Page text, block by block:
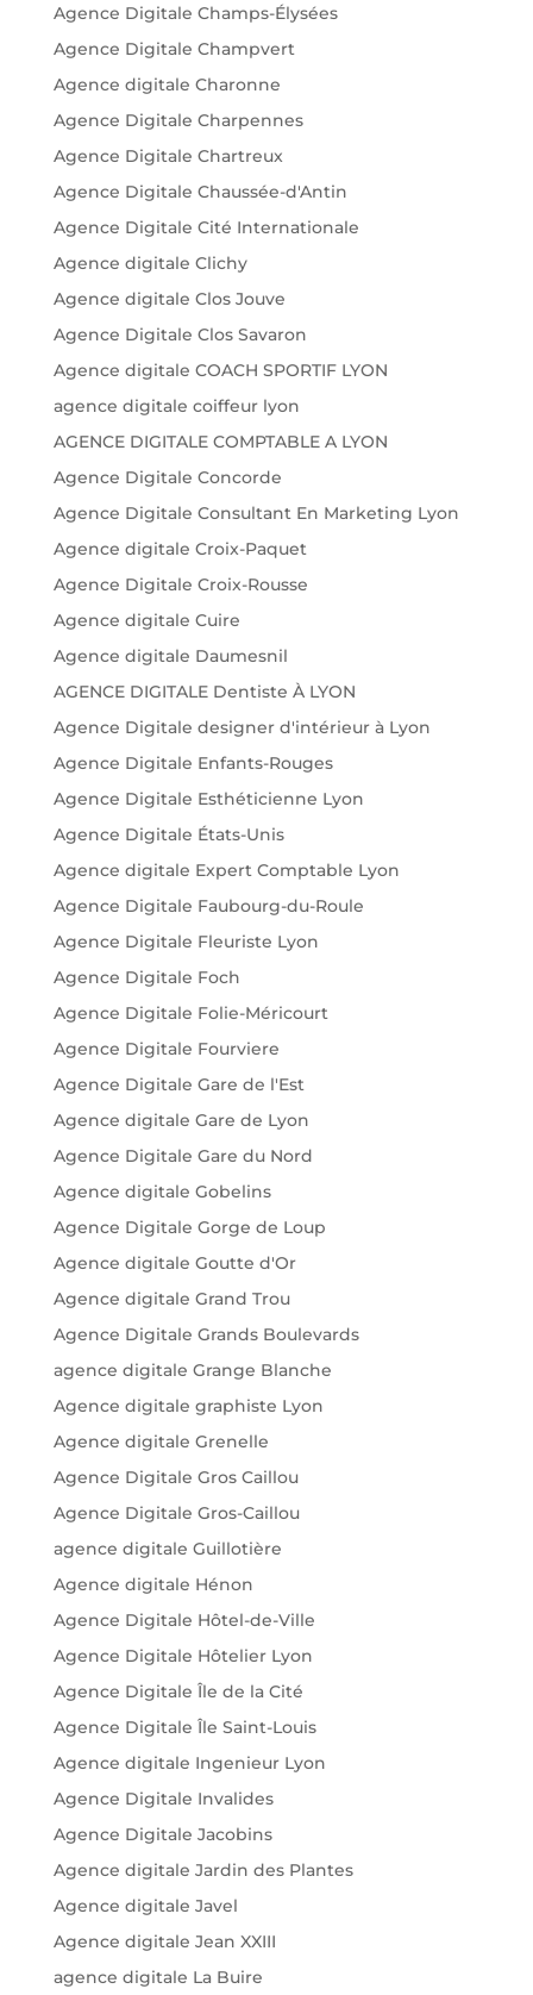
Agence Digitale Champs-Élysées
Agence Digitale Champvert
Agence digitale Charonne
Agence Digitale Charpennes
Agence Digitale Chartreux
Agence Digitale Chaussée-d'Antin
Agence Digitale Cité Internationale
Agence digitale Clichy
Agence digitale Clos Jouve
Agence Digitale Clos Savaron
Agence digitale COACH SPORTIF LYON
agence digitale coiffeur lyon
AGENCE DIGITALE COMPTABLE A LYON
Agence Digitale Concorde
Agence Digitale Consultant En Marketing Lyon
Agence digitale Croix-Paquet
Agence Digitale Croix-Rousse
Agence digitale Cuire
Agence digitale Daumesnil
AGENCE DIGITALE Dentiste À LYON
Agence Digitale designer d'intérieur à Lyon
Agence Digitale Enfants-Rouges
Agence Digitale Esthéticienne Lyon
Agence Digitale États-Unis
Agence digitale Expert Comptable Lyon
Agence Digitale Faubourg-du-Roule
Agence Digitale Fleuriste Lyon
Agence Digitale Foch
Agence Digitale Folie-Méricourt
Agence Digitale Fourviere
Agence Digitale Gare de l'Est
Agence digitale Gare de Lyon
Agence Digitale Gare du Nord
Agence digitale Gobelins
Agence Digitale Gorge de Loup
Agence digitale Goutte d'Or
Agence digitale Grand Trou
Agence Digitale Grands Boulevards
agence digitale Grange Blanche
Agence digitale graphiste Lyon
Agence digitale Grenelle
Agence Digitale Gros Caillou
Agence Digitale Gros-Caillou
agence digitale Guillotière
Agence digitale Hénon
Agence Digitale Hôtel-de-Ville
Agence Digitale Hôtelier Lyon
Agence Digitale Île de la Cité
Agence Digitale Île Saint-Louis
Agence digitale Ingenieur Lyon
Agence Digitale Invalides
Agence Digitale Jacobins
Agence digitale Jardin des Plantes
Agence digitale Javel
Agence digitale Jean XXIII
agence digitale La Buire